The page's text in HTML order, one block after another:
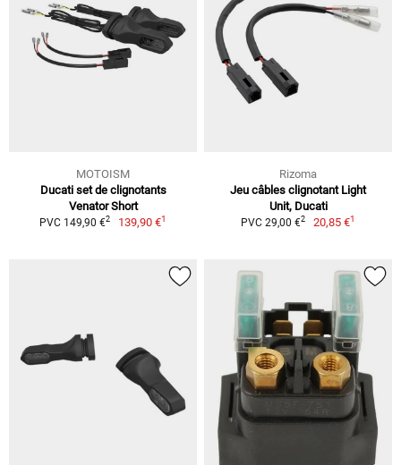
MOTOISM
Ducati set de clignotants
Venator Short
PVC 149,90 €2 139,90 €1
Rizoma
Jeu câbles clignotant Light
Unit, Ducati
PVC 29,00 €2 20,85 €1